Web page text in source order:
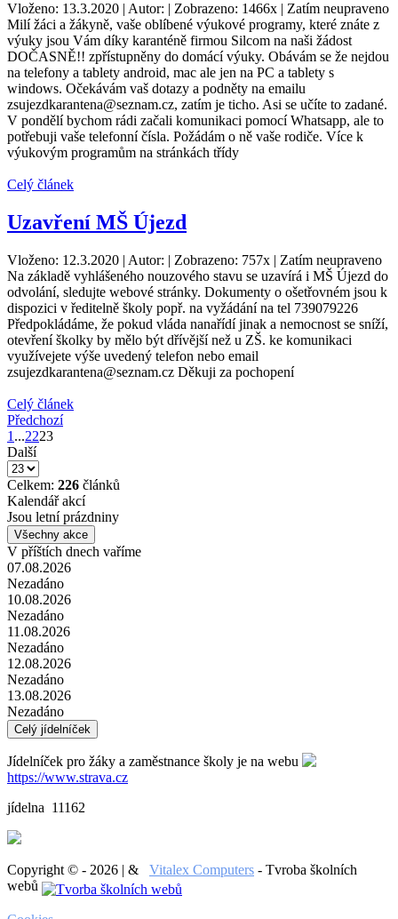
Vloženo: 13.3.2020 | Autor: | Zobrazeno: 1466x | Zatím neupraveno
Milí žáci a žákyně, vaše oblíbené výukové programy, které znáte z
výuky jsou Vám díky karanténě firmou Silcom na naši žádost
DOČASNĚ!! zpřístupněny do domácí výuky. Obávám se že nejdou
na telefony a tablety android, mac ale jen na PC a tablety s
windows. Očekávám vaš dotazy a podněty na emailu
zsujezdkarantena@seznam.cz, zatím je ticho. Asi se učíte to zadané.
V pondělí bychom rádi začali komunikaci pomocí Whatsapp, ale to
potřebuji vaše telefonní čísla. Požádám o ně vaše rodiče. Více k
výukovým programům na stránkách třídy
Celý článek
Uzavření MŠ Újezd
Vloženo: 12.3.2020 | Autor: | Zobrazeno: 757x | Zatím neupraveno
Na základě vyhlášeného nouzového stavu se uzavírá i MŠ Újezd do
odvolání, sledujte webové stránky. Dokumenty o ošetřovném jsou k
dispozici v ředitelně školy popř. na vyžádání na tel 739079226
Předpokládáme, že pokud vláda nanařídí jinak a nemocnost se sníží,
otevření školky by mělo být dřívější než u ZŠ. ke komunikaci
využívejete výše uvedený telefon nebo email
zsujezdkarantena@seznam.cz Děkuji za pochopení
Celý článek
Předchozí
1 ...2223
Další
Celkem: 226 článků
Kalendář akcí
Jsou letní prázdniny
Všechny akce
V příštích dnech vaříme
07.08.2026
Nezadáno
10.08.2026
Nezadáno
11.08.2026
Nezadáno
12.08.2026
Nezadáno
13.08.2026
Nezadáno
Celý jídelníček
Jídelníček pro žáky a zaměstnance školy je na webu
https://www.strava.cz
jídelna 11162
Copyright © - 2026 | & Vitalex Computers - Tvroba školních
webů